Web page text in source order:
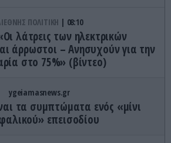
ΠΟΛΙΤΙΚΗ 08:10
λάτρεις των ηλεκτρικών
άρρωστοι – Ανησυχούν για την
στο 75%» (βίντεο)
ygeiamasnews.gr
τα συμπτώματα ενός «μίνι
επεισοδίου